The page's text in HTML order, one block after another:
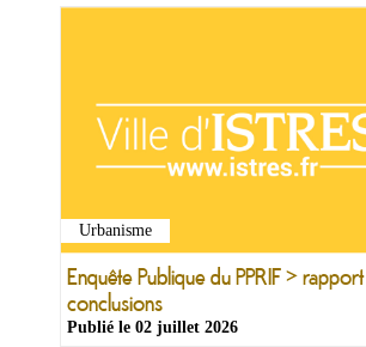
Culture
|
Tourisme
Sports
Urbanisme
Enquête Publique du PPRIF >
conclusions
Publié le 02 juillet 2026